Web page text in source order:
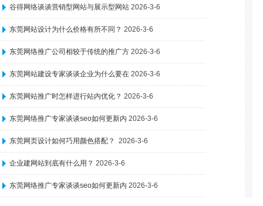
谷得网络谈谈营销型网站与展示型网站 2026-3-6
东莞网站设计为什么价格有所不同？ 2026-3-6
东莞网络推广公司相较于传统的推广方 2026-3-6
东莞网站建设专家谈谈企业为什么要在 2026-3-6
东莞网站推广时怎样进行站内优化？ 2026-3-6
东莞网络推广专家谈谈seo如何更新内 2026-3-6
东莞网页设计如何巧用颜色搭配？ 2026-3-6
企业建网站到底有什么用？ 2026-3-6
东莞网络推广专家谈谈seo如何更新内 2026-3-6